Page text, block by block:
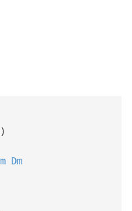
Dm